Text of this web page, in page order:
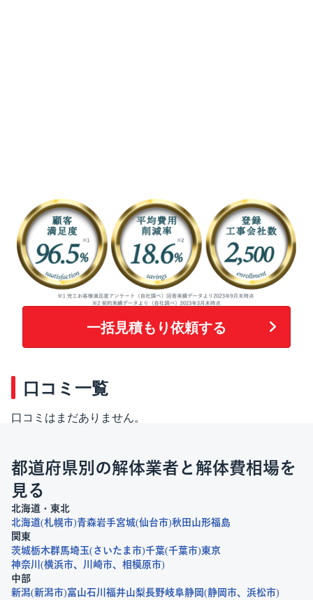
一括見積もり依頼する
口コミ一覧
口コミはまだありません。
都道府県別の解体業者と解体費相場を
見る
北海道・東北
北海道 札幌市 青森岩手宮城 仙台市 秋田 山形福島
関東
茨城栃木群馬埼玉 さいたま市 千葉 千葉市 東京
神奈川
横浜市 川崎市
相模原市
中部
新潟 新潟市 富山石川 福井山梨長野岐阜静岡 静岡市
浜松市